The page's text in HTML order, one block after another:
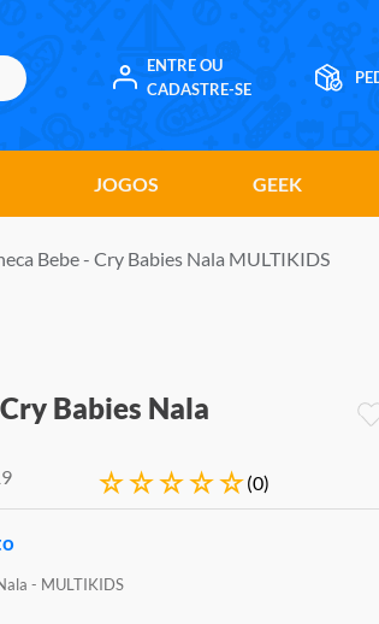
ENTRE OU
CADASTRE-SE
JOGOS GEEK
Bebe - Cry Babies Nala MULTIKIDS
Babies Nala
☆☆☆☆☆(0)
- MULTIKIDS